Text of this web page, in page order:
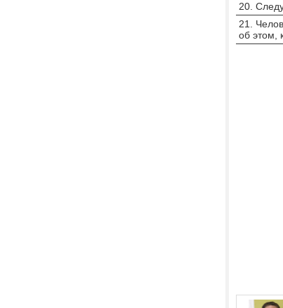
20.
21.
об этом,